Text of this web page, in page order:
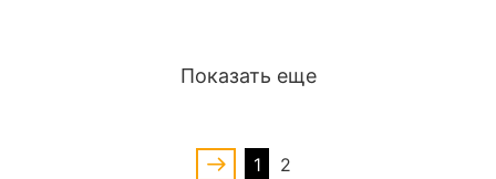
Показать еще
1 2